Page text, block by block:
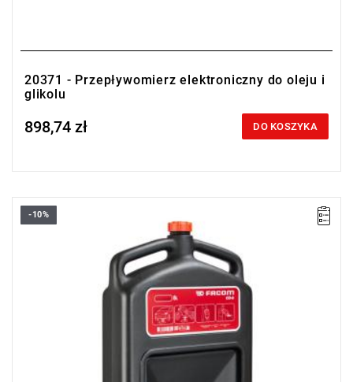
20371 - Przepływomierz elektroniczny do oleju i
glikolu
Price tax included
898,74 zł DO KOSZYKA
-10%